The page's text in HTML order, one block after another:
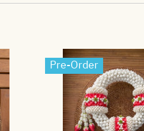
Pre-Order